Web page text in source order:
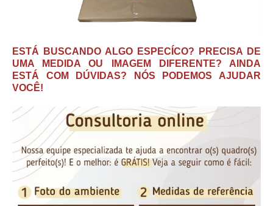
ESTÁ BUSCANDO ALGO ESPECÍCO? PRECISA DE
UMA MEDIDA OU IMAGEM DIFERENTE? AINDA
ESTÁ COM DÚVIDAS? NÓS PODEMOS AJUDAR
VOCÊ!